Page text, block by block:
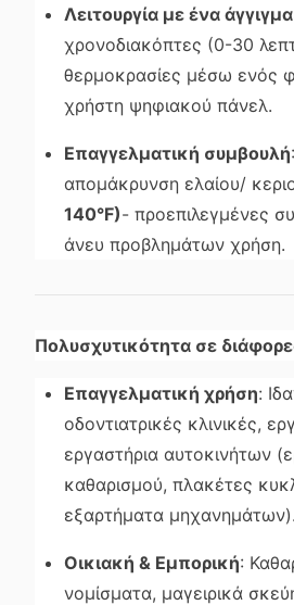
Λειτουργία με ένα άγγιγμα
χρονοδιακόπτες (0-30
θερμοκρασίες μέσω ενός
χρήστη ψηφιακού πάνελ.
Επαγγελματική συμβουλή
απομάκρυνση ελαίου/
140°F)- προεπιλεγμένες
άνευ προβλημάτων χρήση.
Πολυσχυτικότητα σε
Επαγγελματική χρήση:
οδοντιατρικές κλινικές,
εργαστήρια αυτοκινήτων
καθαρισμού, πλακέτες
εξαρτήματα μηχανημάτων).
Οικιακή & Εμπορική:
νομίσματα, μαγειρικά